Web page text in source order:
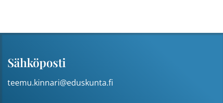
Sähköposti
teemu.kinnari@eduskunta.fi